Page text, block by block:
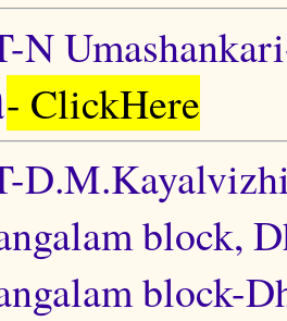
N
- ClickHere
block,
block-